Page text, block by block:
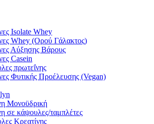
Isolate Whey
Whey (Ορού Γάλακτος)
Αύξησης Βάρους
Casein
πρωτεΐνης
Φυτικής Προέλευσης (Vegan)
Μονοϋδρική
σε κάψουλες/ταμπλέτες
Κρεατίνης